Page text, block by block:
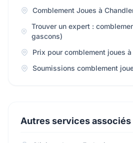
Comblement Joues à
Trouver un expert :
gascons)
Prix pour comblement joues à
Soumissions comblement
Autres services associés